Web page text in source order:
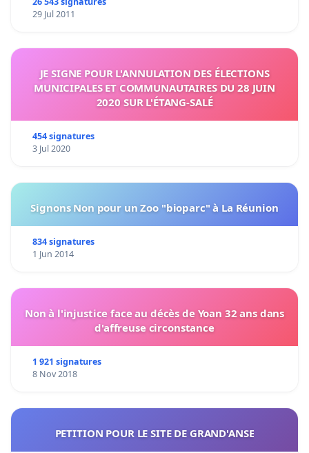
29 Jul 2011
JE SIGNE POUR L'ANNULATION DES ÉLECTIONS
MUNICIPALES ET COMMUNAUTAIRES DU 28 JUIN
2020 SUR L'ÉTANG-SALÉ
454 signatures
3 Jul 2020
Signons Non pour un Zoo "bioparc" à La Réunion
834 signatures
1 Jun 2014
Non à l'injustice face au décès de Yoan 32 ans dans
d'affreuse circonstance
1 921 signatures
8 Nov 2018
PETITION POUR LE SITE DE GRAND'ANSE